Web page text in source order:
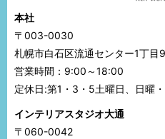
本社
〒003-0030
札幌市白石区流通センター1丁目
営業時間：9:00～18:00
定休日:第1・3・5土曜日、日曜
インテリアスタジオ大通
〒060-0042